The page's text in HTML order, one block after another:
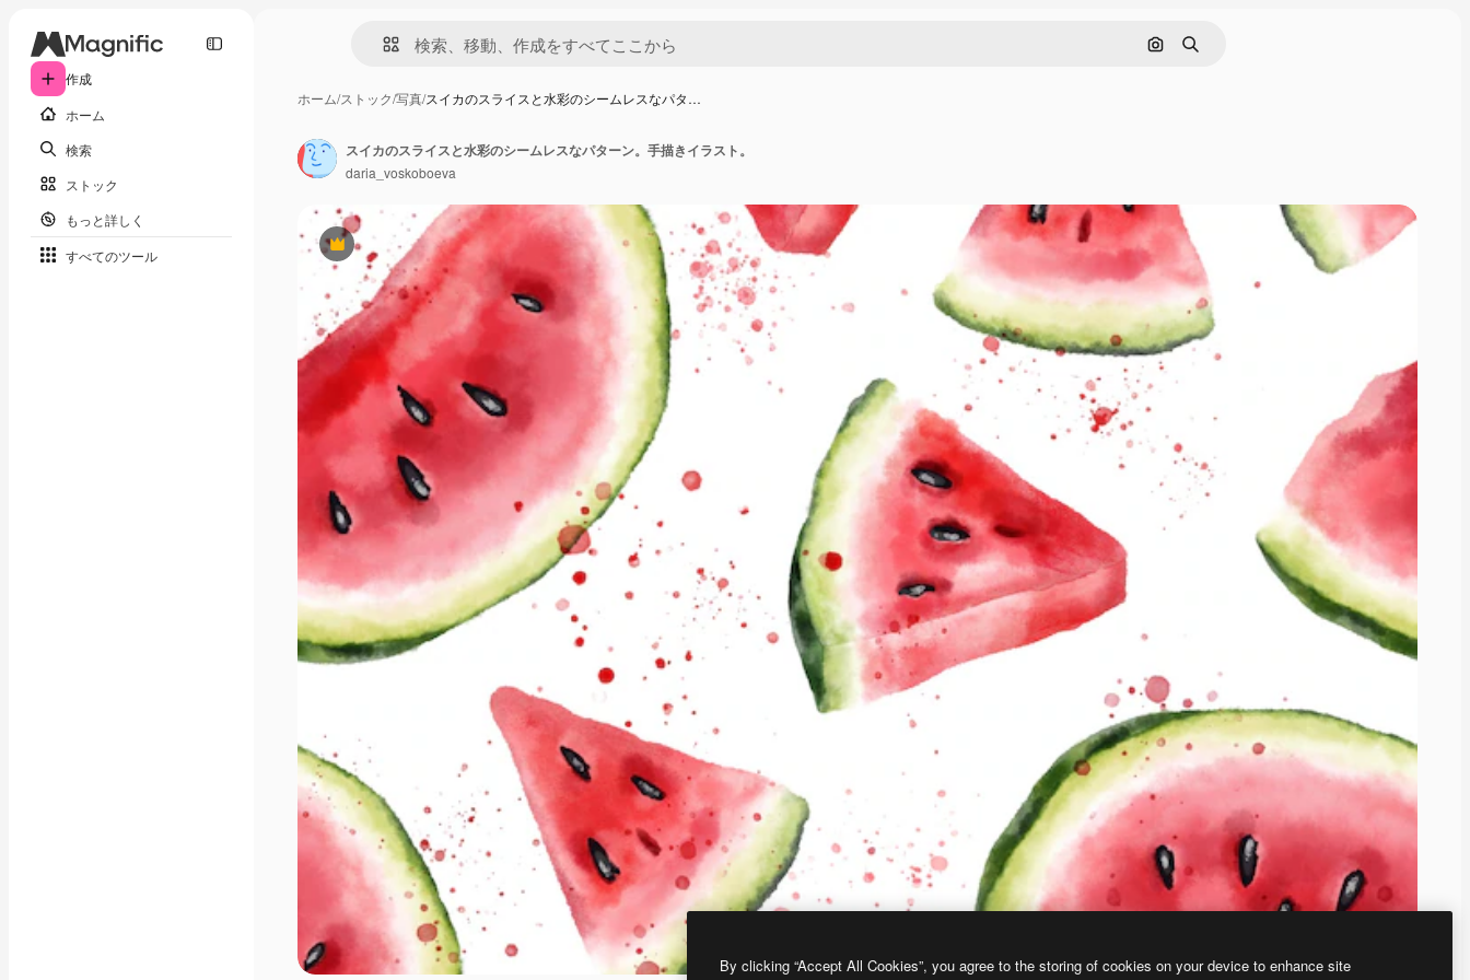
作成
ホーム
検索
ストック
もっと詳しく
すべてのツール
画像で検索
検索
ホーム/ストック/写真/スイカのスライスと水彩のシームレスなパタ…
Premium
スイカのスライスと水彩のシームレスなパターン。手描きイラスト。
daria_voskoboeva
By clicking “Accept All Cookies”, you agree to the storing of cookies on your device to enhance site